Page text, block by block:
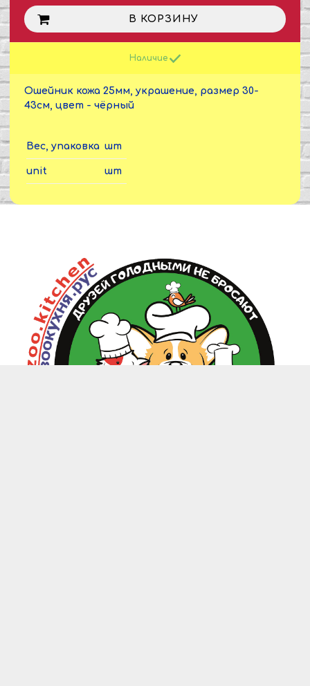
В КОРЗИНУ
Наличие
Ошейник кожа 25мм, украшение, размер 30-
43см, цвет - чёрный
Вес, упаковка шт
unit шт